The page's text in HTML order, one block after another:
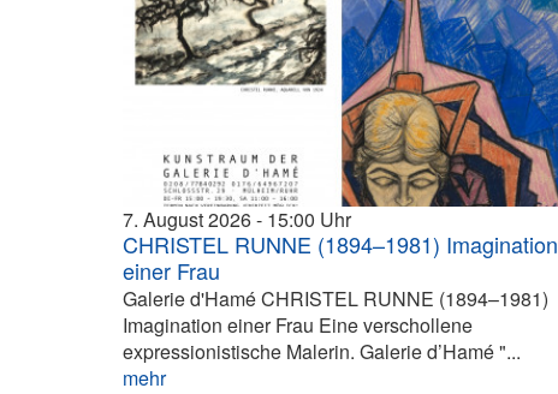
7. August 2026 15:00
CHRISTEL RUNNE (1894–1981) Imagination
einer Frau
Galerie d'Hamé CHRISTEL RUNNE (1894–1981)
Imagination einer Frau Eine verschollene
expressionistische Malerin. Galerie d’Hamé "...
mehr